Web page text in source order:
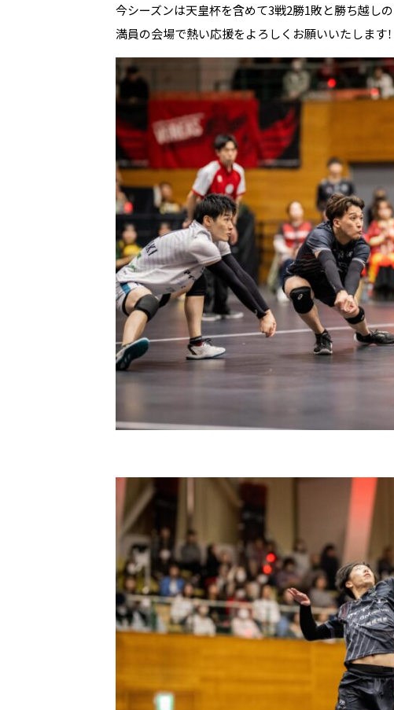
今シーズンは天皇杯を含めて3戦2勝1敗と勝ち越し
満員の会場で熱い応援をよろしくお願いいたします！